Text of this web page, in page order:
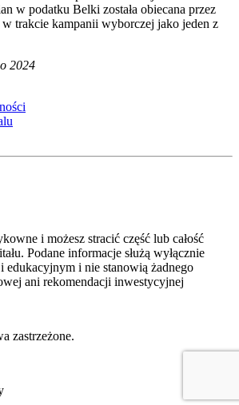
w podatku Belki została obiecana przez
trakcie kampanii wyborczej jako jeden z
2024
i możesz stracić część lub całość
Podane informacje służą wyłącznie
edukacyjnym i nie stanowią żadnego
ani rekomendacji inwestycyjnej
zastrzeżone.